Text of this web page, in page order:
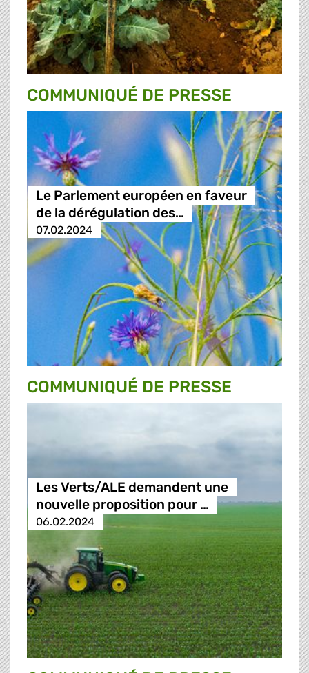
COMMUNIQUÉ DE PRESSE
Le Parlement européen en faveur
de la dérégulation des…
07.02.2024
COMMUNIQUÉ DE PRESSE
Les Verts/ALE demandent une
nouvelle proposition pour …
06.02.2024